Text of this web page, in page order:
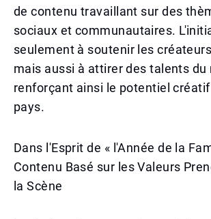
de contenu travaillant sur des
sociaux et communautaires.
seulement à soutenir les
mais aussi à attirer des talents du
renforçant ainsi le potentiel
pays.
Dans l'Esprit de « l'Année de la
Contenu Basé sur les Valeurs
la Scène